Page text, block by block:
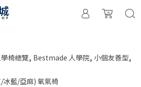
椅總覽, Bestmade 人學院, 小個友善型,
冰藍/亞麻) 氧氣椅